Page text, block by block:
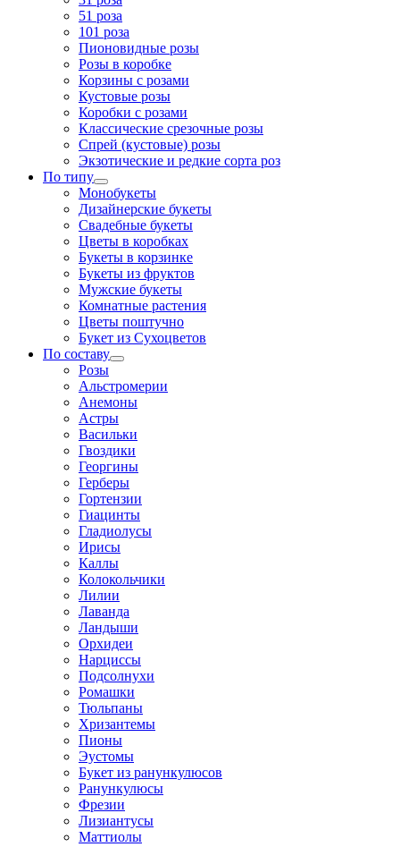
51 роза
101 роза
Пионовидные розы
Розы в коробке
Корзины с розами
Кустовые розы
Коробки с розами
Классические срезочные розы
Спрей (кустовые) розы
Экзотические и редкие сорта роз
По типу
Монобукеты
Дизайнерские букеты
Свадебные букеты
Цветы в коробках
Букеты в корзинке
Букеты из фруктов
Мужские букеты
Комнатные растения
Цветы поштучно
Букет из Сухоцветов
По составу
Розы
Альстромерии
Анемоны
Астры
Васильки
Гвоздики
Георгины
Герберы
Гортензии
Гиацинты
Гладиолусы
Ирисы
Каллы
Колокольчики
Лилии
Лаванда
Ландыши
Орхидеи
Нарциссы
Подсолнухи
Ромашки
Тюльпаны
Хризантемы
Пионы
Эустомы
Букет из ранункулюсов
Ранункулюсы
Фрезии
Лизиантусы
Маттиолы